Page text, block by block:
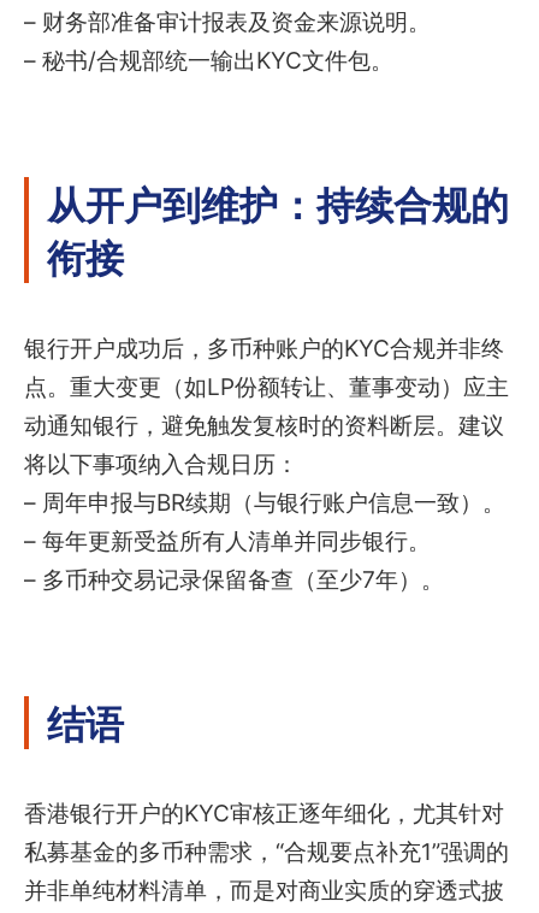
– 财务部准备审计报表及资金来源说明。
– 秘书/合规部统一输出KYC文件包。
从开户到维护：持续合规的
衔接
银行开户成功后，多币种账户的KYC合规并非终
点。重大变更（如LP份额转让、董事变动）应主
动通知银行，避免触发复核时的资料断层。建议
将以下事项纳入合规日历：
– 周年申报与BR续期（与银行账户信息一致）。
– 每年更新受益所有人清单并同步银行。
– 多币种交易记录保留备查（至少7年）。
结语
香港银行开户的KYC审核正逐年细化，尤其针对
私募基金的多币种需求，“合规要点补充1”强调的
并非单纯材料清单，而是对商业实质的穿透式披